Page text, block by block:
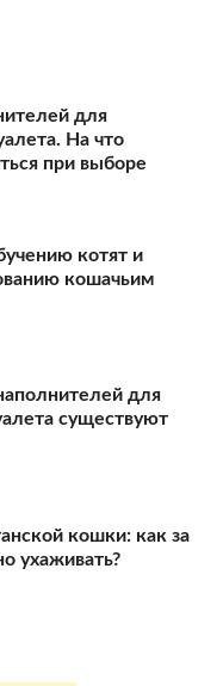
для
На что
при выборе
котят и
кошачьим
для
существуют
кошки: как за
ухаживать?